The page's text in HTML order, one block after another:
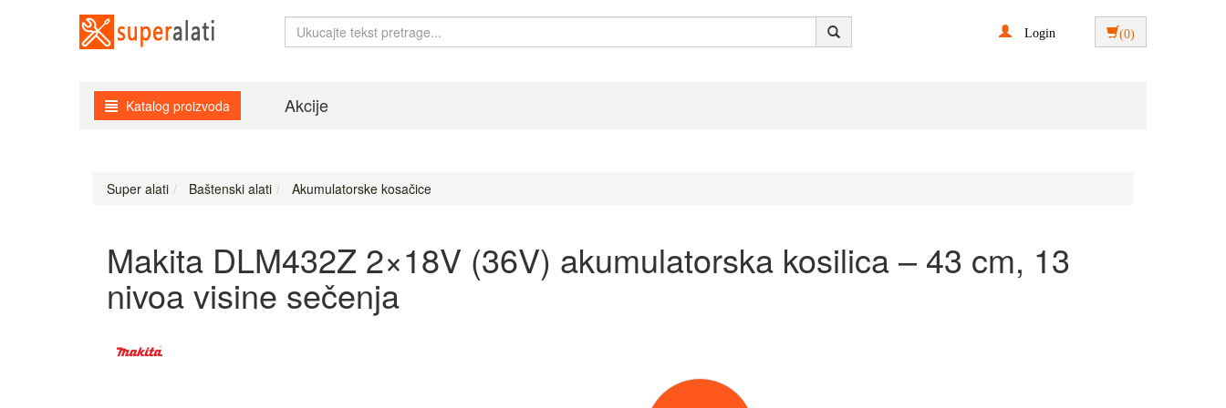
Login (0)
Katalog proizvoda Akcije
Super alati Baštenski alati Akumulatorske kosačice
Makita DLM432Z 2×18V (36V) akumulatorska kosilica – 43 cm, 13
nivoa visine sečenja